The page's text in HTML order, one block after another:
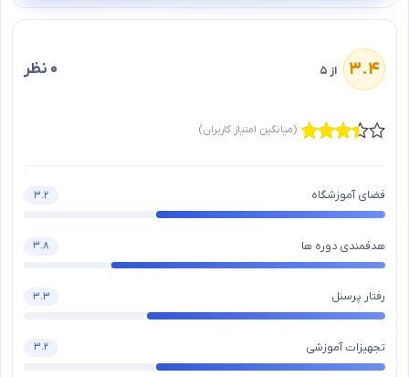
۳.۴ از ۵ ۰ نظر
(میانگین امتیاز کاربران)
فضای آموزشگاه ۳.۲
هدفمندی دوره ها ۳.۸
رفتار پرسنل ۳.۳
تجهیزات آموزشی ۳.۲